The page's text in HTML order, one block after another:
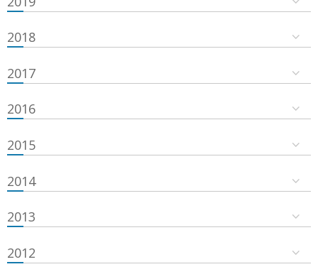
2018
2017
2016
2015
2014
2013
2012